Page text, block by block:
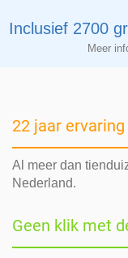
Inclusief 2700
Meer
22 jaar ervaring
Al meer dan
Nederland.
Geen klik met